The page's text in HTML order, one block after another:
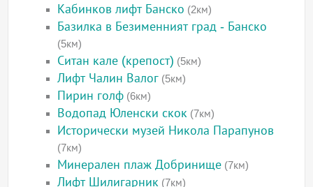
Кабинков лифт Банско (2км)
Базилка в Безименният град - Банско
(5км)
Ситан кале (крепост) (5км)
Лифт Чалин Валог (5км)
Пирин голф (6км)
Водопад Юленски скок (7км)
Исторически музей Никола Парапунов
(7км)
Минерален плаж Добринище (7км)
Лифт Шилигарник (7км)